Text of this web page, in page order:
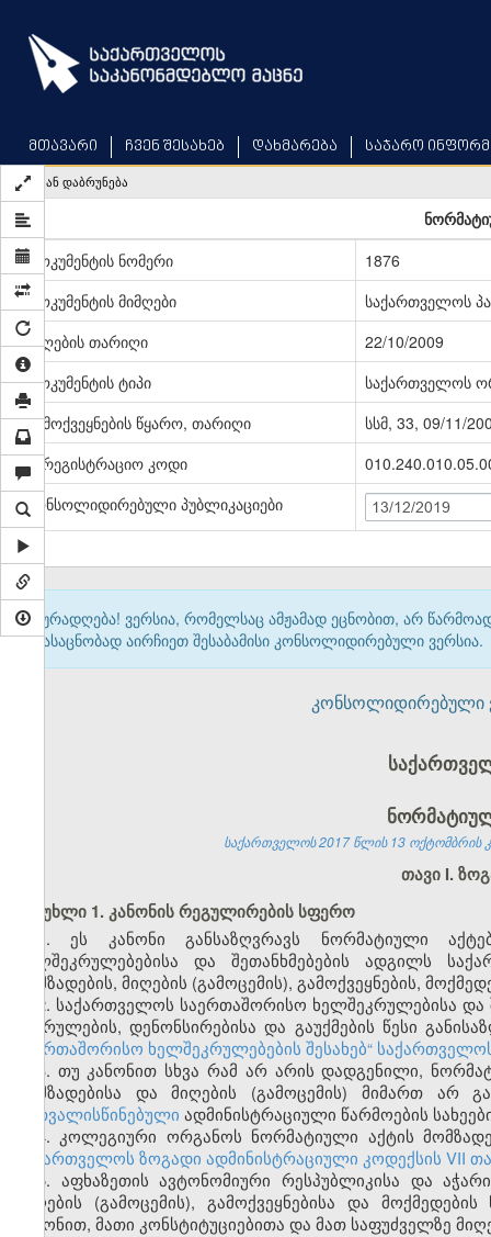
main
content
მთავარი ჩვენ შესახებ დახმარება საჯარო
უკან დაბრუნება
დოკუმენტის ნომერი
1876
დოკუმენტის მიმღები
საქართველოს
მიღების თარიღი
22/10/2009
დოკუმენტის ტიპი
საქართველოს
გამოქვეყნების წყარო, თარიღი
სსმ, 33, 09/11/
სარეგისტრაციო კოდი
კონსოლიდირებული პუბლიკაციები
13/12/2019
ყურადღება! ვერსია, რომელსაც ამჟამად ეცნობით, არ
გასაცნობად აირჩიეთ შესაბამისი კონსოლიდირებული ვერსია.
კონსოლიდირებული
საქართველოს 2017 წლის 13 ოქტომბრის
თავი I.
მუხლი 1. კანონის რეგულირების სფერო
1. ეს კანონი განსაზღვრავს ნორმატიული
ხელშეკრულებებისა და შეთანხმებების ადგილს
მომზადების, მიღების (გამოცემის), გამოქვეყნების,
2. საქართველოს საერთაშორისო ხელშეკრულებისა და
შესრულების, დენონსირებისა და გაუქმების წესი
საერთაშორისო ხელშეკრულებების შესახებ“
3. თუ კანონით სხვა რამ არ არის დადგენილი,
მომზადებისა და მიღების (გამოცემის) მიმართ არ
გათვალისწინებული ადმინისტრაციული წარმოების
4. კოლეგიური ორგანოს ნორმატიული აქტის
საქართველოს ზოგადი ადმინისტრაციული კოდექსის VII
5. აფხაზეთის ავტონომიური რესპუბლიკისა და
მიღების (გამოცემის), გამოქვეყნებისა და
კანონით, მათი კონსტიტუციებითა და მათ საფუძველზე